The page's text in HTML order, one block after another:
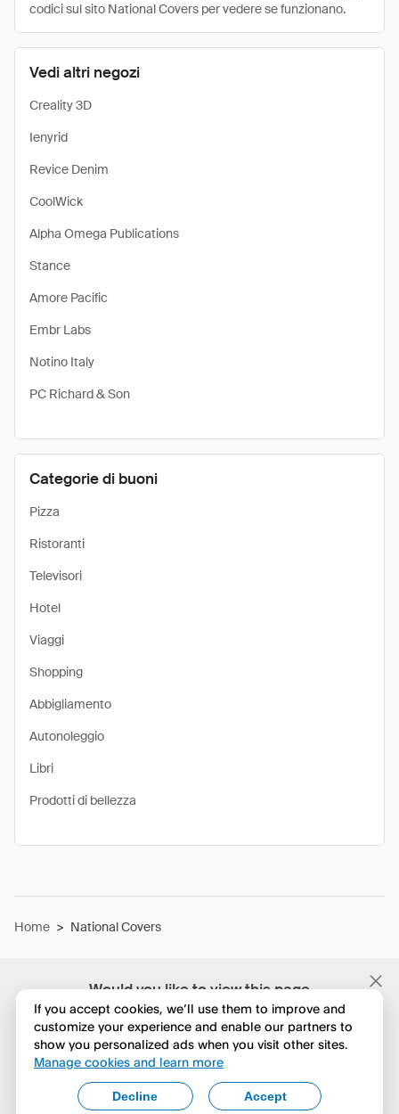
Would you like to view this page
in English?
No, continua a esplorare
Yes, change to English
Vedi altri negozi
Creality 3D
Ienyrid
Revice Denim
CoolWick
Alpha Omega Publications
Stance
Amore Pacific
Embr Labs
Notino Italy
PC Richard & Son
Categorie di buoni
Pizza
Ristoranti
Televisori
Hotel
Viaggi
Shopping
Abbigliamento
Autonoleggio
Libri
Prodotti di bellezza
codici sul sito National Covers per vedere se funzionano.
Home > National Covers
If you accept cookies, we’ll use them to improve and
customize your experience and enable our partners to
show you personalized ads when you visit other sites.
Manage cookies and learn more
Accept
Decline